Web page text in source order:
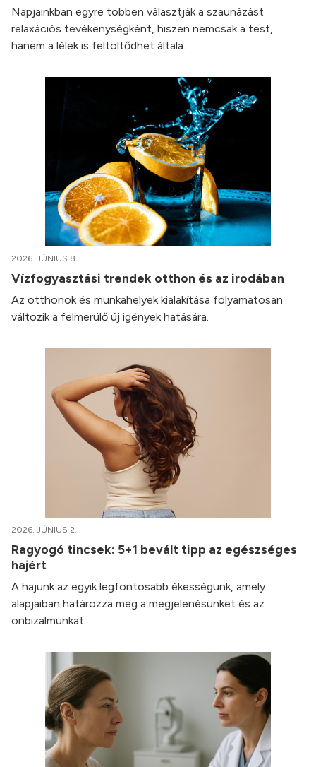
Napjainkban egyre többen választják a szaunázást
relaxációs tevékenységként, hiszen nemcsak a test,
hanem a lélek is feltöltődhet általa.
2026. JÚNIUS 8.
Vízfogyasztási trendek otthon és az irodában
Az otthonok és munkahelyek kialakítása folyamatosan
változik a felmerülő új igények hatására.
2026. JÚNIUS 2.
Ragyogó tincsek: 5+1 bevált tipp az egészséges
hajért
A hajunk az egyik legfontosabb ékességünk, amely
alapjaiban határozza meg a megjelenésünket és az
önbizalmunkat.